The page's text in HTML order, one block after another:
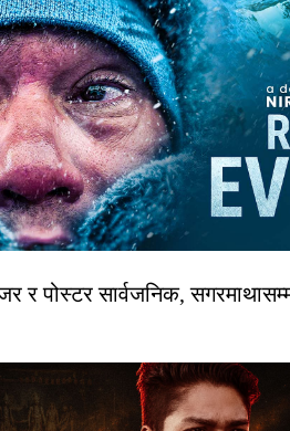
र पोस्टर सार्वजनिक,